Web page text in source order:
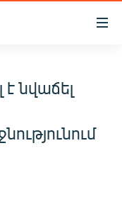
նվաճել